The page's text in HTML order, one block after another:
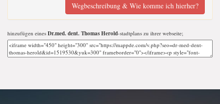
Wegbeschreibung & Wie komme ich hierher?
hinzufügen eines Dr.med. dent. Thomas Herold-stadtplans zu ihrer webseite;